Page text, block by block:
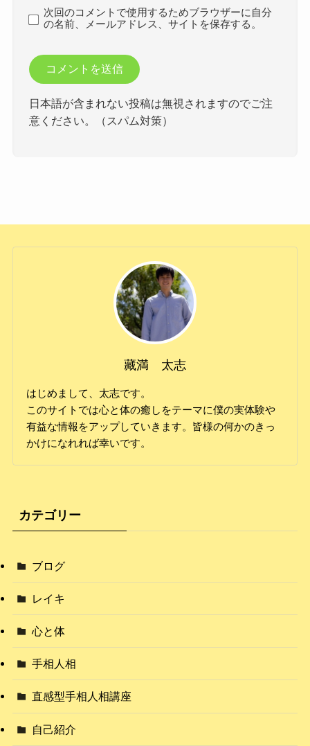
次回のコメントで使用するためブラウザーに自分
の名前、メールアドレス、サイトを保存する。
日本語が含まれない投稿は無視されますのでご注
意ください。（スパム対策）
藏満 太志
はじめまして、太志です。
このサイトでは心と体の癒しをテーマに僕の実体験や
有益な情報をアップしていきます。皆様の何かのきっ
かけになれれば幸いです。
カテゴリー
ブログ
レイキ
心と体
手相人相
直感型手相人相講座
自己紹介